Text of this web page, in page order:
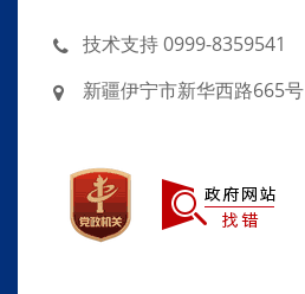
技术支持 0999-8359541
新疆伊宁市新华西路665号